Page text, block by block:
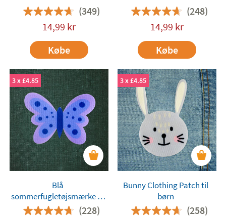
(349)
14,99 kr
Købe
(248)
14,99 kr
Købe
3 x £4.85
Blå
sommerfugletøjsmærke til
børn
(228)
3 x £4.85
Bunny Clothing Patch til
børn
(258)